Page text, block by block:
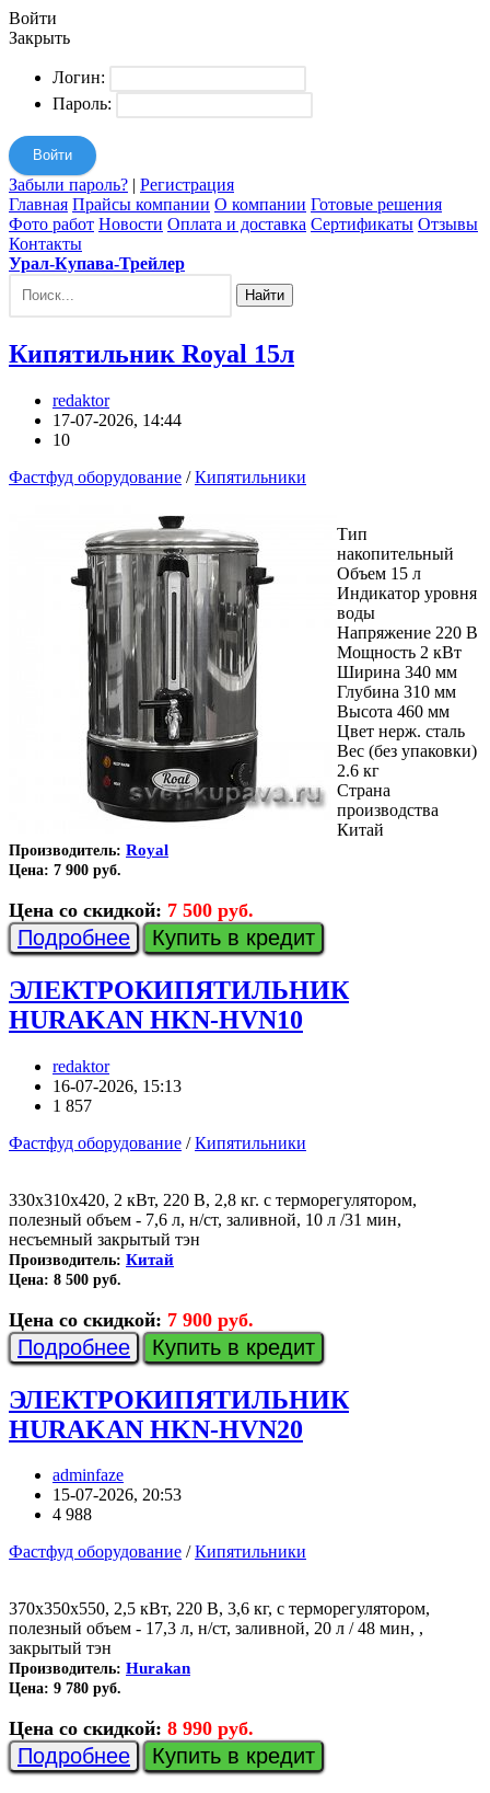
Войти
Закрыть
Логин:
Пароль:
Войти
Забыли пароль? | Регистрация
Главная Прайсы компании О компании Готовые решения
Фото работ Новости Оплата и доставка Сертификаты Отзывы
Контакты
Урал-Купава-Трейлер
Найти
Кипятильник Royal 15л
redaktor
17-07-2026, 14:44
10
Фастфуд оборудование /Кипятильники
Тип
накопительный
Объем 15 л
Индикатор уровня
воды
Напряжение 220 В
Мощность 2 кВт
Ширина 340 мм
Глубина 310 мм
Высота 460 мм
Цвет нерж. сталь
Вес (без упаковки)
2.6 кг
Страна
производства
Китай
Производитель: Royal
Цена: 7 900 руб.
Цена со скидкой: 7 500 руб.
Подробнее Купить в кредит
ЭЛЕКТРОКИПЯТИЛЬНИК
HURAKAN HKN-HVN10
redaktor
16-07-2026, 15:13
1 857
Фастфуд оборудование /Кипятильники
330х310х420, 2 кВт, 220 В, 2,8 кг. с терморегулятором,
полезный объем - 7,6 л, н/ст, заливной, 10 л /31 мин,
несъемный закрытый тэн
Производитель: Китай
Цена: 8 500 руб.
Цена со скидкой: 7 900 руб.
Подробнее Купить в кредит
ЭЛЕКТРОКИПЯТИЛЬНИК
HURAKAN HKN-HVN20
adminfaze
15-07-2026, 20:53
4 988
Фастфуд оборудование /Кипятильники
370х350х550, 2,5 кВт, 220 В, 3,6 кг, с терморегулятором,
полезный объем - 17,3 л, н/ст, заливной, 20 л / 48 мин, ,
закрытый тэн
Производитель: Hurakan
Цена: 9 780 руб.
Цена со скидкой: 8 990 руб.
Подробнее Купить в кредит